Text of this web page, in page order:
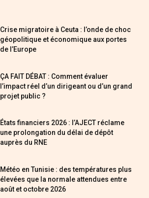
Crise migratoire à Ceuta : l’onde de choc
géopolitique et économique aux portes
de l’Europe
ÇA FAIT DÉBAT : Comment évaluer
l’impact réel d’un dirigeant ou d’un grand
projet public ?
États financiers 2026 : l’AJECT réclame
une prolongation du délai de dépôt
auprès du RNE
Météo en Tunisie : des températures plus
élevées que la normale attendues entre
août et octobre 2026